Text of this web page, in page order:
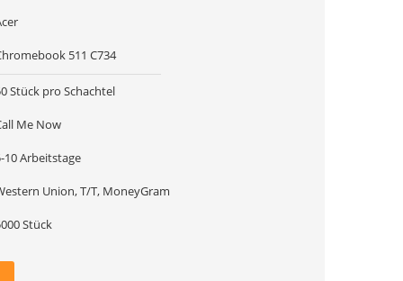
511 C734
Stück pro Schachtel
Me Now
10 Arbeitstage
Union, T/T, MoneyGram
Stück